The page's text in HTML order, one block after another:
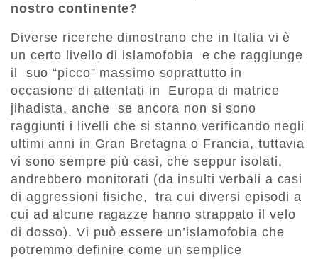
nostro continente?
Diverse ricerche dimostrano che in Italia vi è
un certo livello di islamofobia e che raggiunge
il suo “picco” massimo soprattutto in
occasione di attentati in Europa di matrice
jihadista, anche se ancora non si sono
raggiunti i livelli che si stanno verificando negli
ultimi anni in Gran Bretagna o Francia, tuttavia
vi sono sempre più casi, che seppur isolati,
andrebbero monitorati (da insulti verbali a casi
di aggressioni fisiche, tra cui diversi episodi a
cui ad alcune ragazze hanno strappato il velo
di dosso). Vi può essere un’islamofobia che
potremmo definire come un semplice